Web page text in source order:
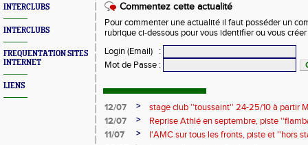
INTERCLUBS
INTERCLUBS
FREQUENTATION SITES
INTERNET
LIENS
Commentez cette actualité
Pour commenter une actualité il faut posséder un
rubrique ci-dessous pour vous identifier ou vous
Login (Email)
:
Mot de Passe :
12/07 >
stage club ''toussaint'' 24-25/10 à partir
12/07
>
Reprise Athlé en septembre, piste
complètes !!
11/07 >
l'AMC sur tous les fronts, piste et ''hors